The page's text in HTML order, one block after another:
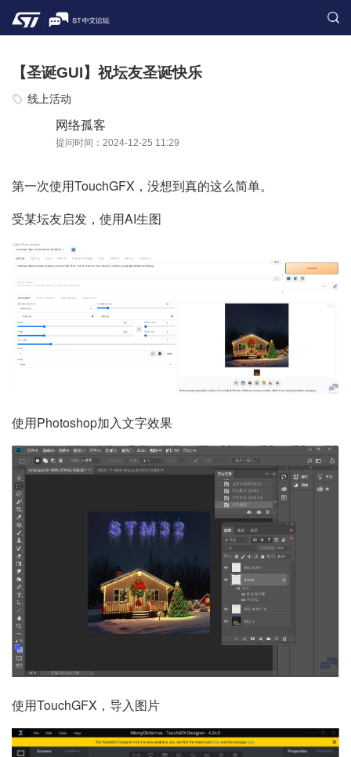
【圣诞GUI】祝坛友圣诞快乐
线上活动
网络孤客
提问时间：2024-12-25 11:29
第一次使用TouchGFX，没想到真的这么简单。
受某坛友启发，使用AI生图
使用Photoshop加入文字效果
使用TouchGFX，导入图片